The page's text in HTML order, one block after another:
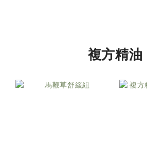
複方精油